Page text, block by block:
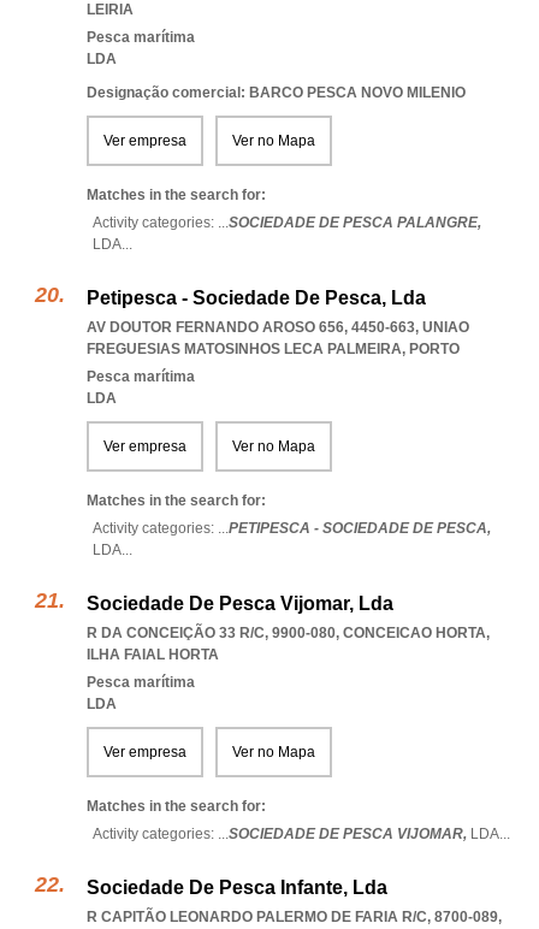
LEIRIA
Pesca marítima
LDA
Designação comercial: BARCO PESCA NOVO MILENIO
Ver empresa Ver no Mapa
Matches in the search for:
Activity categories: ...SOCIEDADE DE PESCA PALANGRE,
LDA...
Petipesca - Sociedade De Pesca, Lda
AV DOUTOR FERNANDO AROSO 656, 4450-663, UNIAO
FREGUESIAS MATOSINHOS LECA PALMEIRA, PORTO
Pesca marítima
LDA
Ver empresa Ver no Mapa
Matches in the search for:
Activity categories: ...PETIPESCA - SOCIEDADE DE PESCA,
LDA...
Sociedade De Pesca Vijomar, Lda
R DA CONCEIÇÃO 33 R/C, 9900-080, CONCEICAO HORTA,
ILHA FAIAL HORTA
Pesca marítima
LDA
Ver empresa Ver no Mapa
Matches in the search for:
Activity categories: ...SOCIEDADE DE PESCA VIJOMAR, LDA...
Sociedade De Pesca Infante, Lda
R CAPITÃO LEONARDO PALERMO DE FARIA R/C, 8700-089,